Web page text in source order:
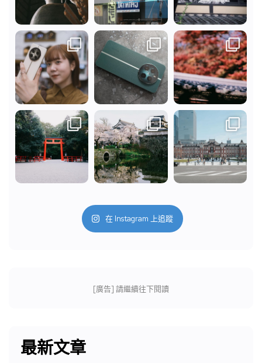
在 Instagram 上追蹤
[廣告] 請繼續往下閱讀
最新文章